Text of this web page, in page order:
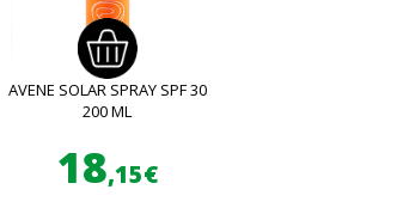
AVENE SOLAR SPRAY SPF 30
200 ML
18,15€